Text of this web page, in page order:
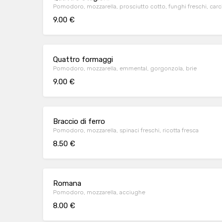
Pomodoro, mozzarella, prosciutto cotto, funghi freschi,
9.00 €
Quattro formaggi
Pomodoro, mozzarella, emmental, gorgonzola, brie
9.00 €
Braccio di ferro
Pomodoro, mozzarella, spinaci freschi, ricotta fresca
8.50 €
Romana
Pomodoro, mozzarella, acciughe
8.00 €